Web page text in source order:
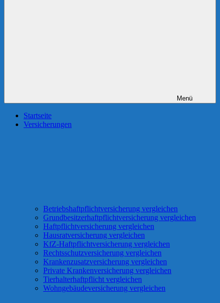
Menü
Startseite
Versicherungen
Betriebshaftpflichtversicherung vergleichen
Grundbesitzerhaftpflichtversicherung vergleichen
Haftpflichtversicherung vergleichen
Hausratversicherung vergleichen
KfZ-Haftpflichtversicherung vergleichen
Rechtsschutzversicherung vergleichen
Krankenzusatzversicherung vergleichen
Private Krankenversicherung vergleichen
Tierhalterhaftpflicht vergleichen
Wohngebäudeversicherung vergleichen